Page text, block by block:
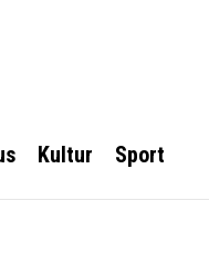
Kultur Sport